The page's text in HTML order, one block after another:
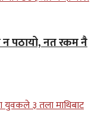
न पठायो, नत रकम नै